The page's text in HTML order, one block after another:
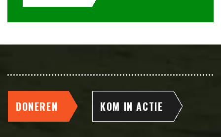
DONEREN KOM IN ACTIE